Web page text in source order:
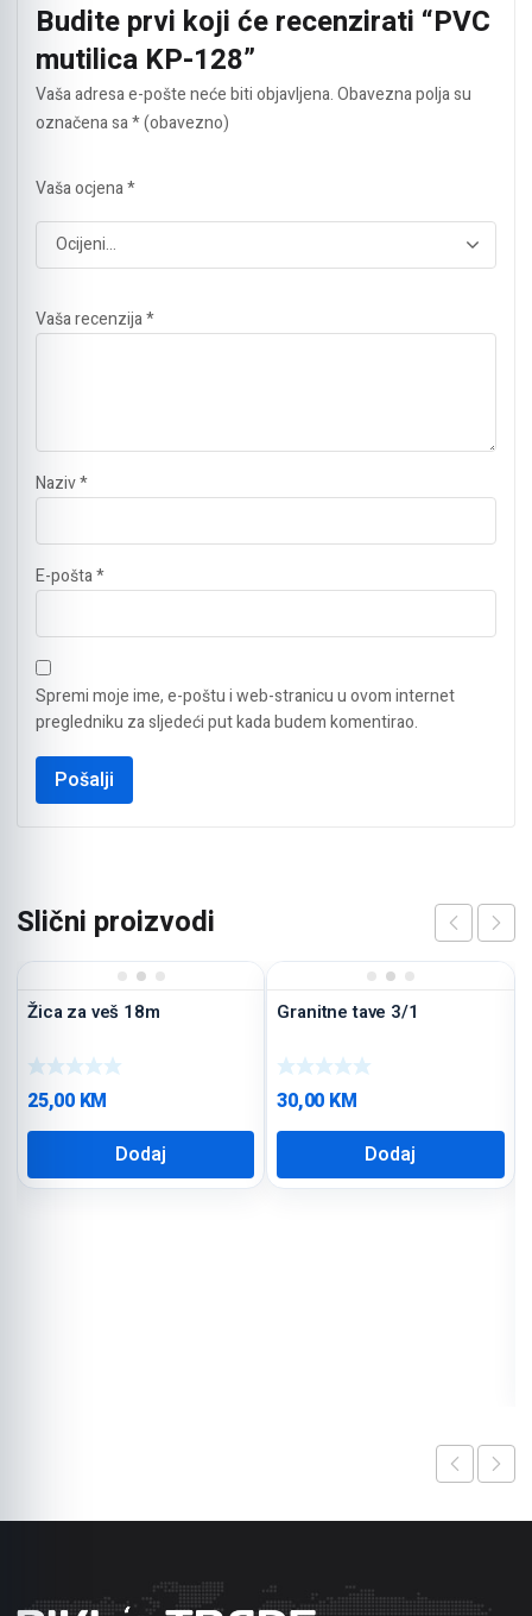
Budite prvi koji će recenzirati “PVC
mutilica KP-128”
Vaša adresa e-pošte neće biti objavljena.Obavezna polja su
označena sa* (obavezno)
Vaša ocjena*
Vaša recenzija*
Naziv*
E-pošta*
Spremi moje ime, e-poštu i web-stranicu u ovom internet
pregledniku za sljedeći put kada budem komentirao.
Slični proizvodi
Žica za veš 18m
25,00 KM
Dodaj
Granitne tave 3/1
30,00 KM
Dodaj